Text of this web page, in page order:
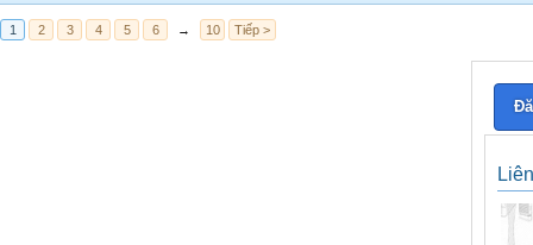
1 2 3 4 5 6 → 10 Tiếp >